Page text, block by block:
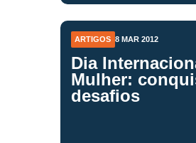
ARTIGOS 8 MAR 2012
Dia
Mulher:
desafios